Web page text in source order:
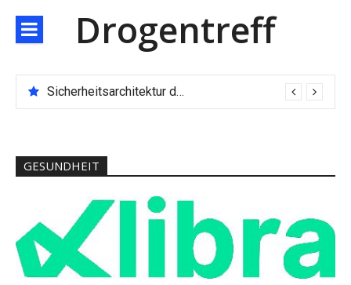
zum
Inhalt
Drogentreff
Sicherheitsarchitektur der nächsten Generation: JARXE kombiniert Multi-Wallet und MPC als Schutzschild für digitales Vertrauen
GESUNDHEIT